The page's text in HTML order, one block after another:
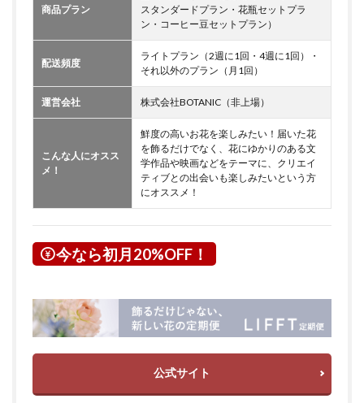
商品プラン
スタンダードプラン・花瓶セットプラ
ン・コーヒー豆セットプラン）
配送頻度
ライトプラン（2週に1回・4週に1回）・
それ以外のプラン（月1回）
運営会社 株式会社BOTANIC（非上場）
こんな人にオスス
メ！
鮮度の高いお花を楽しみたい！届いた花
を飾るだけでなく、花にゆかりのある文
学作品や映画などをテーマに、クリエイ
ティブとの出会いも楽しみたいという方
にオススメ！
今なら初月20%OFF！
公式サイト